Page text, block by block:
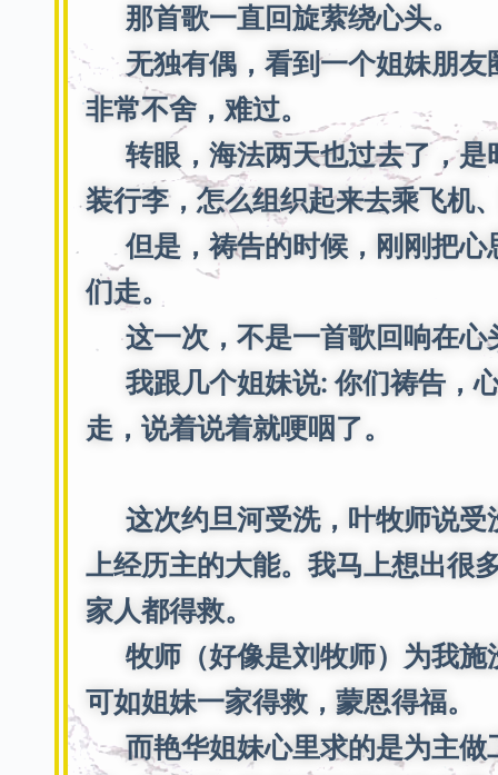
那首歌一直回旋萦绕心头。
无独有偶，看到一个姐妹朋友
非常不舍，难过。
转眼，海法两天也过去了，是
装行李，怎么组织起来去乘飞机
但是，祷告的时候，刚刚把心
们走。
这一次，不是一首歌回响在心
我跟几个姐妹说: 你们祷告，
走，说着说着就哽咽了。
这次约旦河受洗，叶牧师说受
上经历主的大能。我马上想出很
家人都得救。
牧师（好像是刘牧师）为我施
可如姐妹一家得救，蒙恩得福。
而艳华姐妹心里求的是为主做